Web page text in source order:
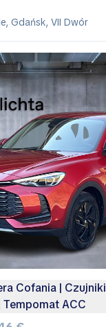
Gdańsk, VII Dwór
Cofania | Czujniki
Tempomat ACC